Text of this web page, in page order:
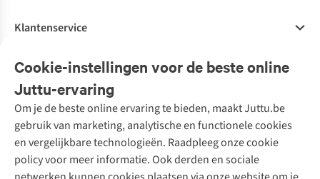
Cookie-instellingen voor de beste online
Juttu-ervaring
Om je de beste online ervaring te bieden, maakt Juttu.be
gebruik van marketing, analytische en functionele cookies
en vergelijkbare technologieën. Raadpleeg onze cookie
policy voor meer informatie. Ook derden en sociale
Klantenservice
Bestellen
Betalen
10% studentenkorting
Klarna - achteraf betalen
Levering
Retourneren
Onze diensten
Tweedehands - ReJUsed
Kledingatelier
Personal shopping
Textielbox
Events / workshops
Juttu
Over ons
Juttu Friends
Inspiratie
Merken